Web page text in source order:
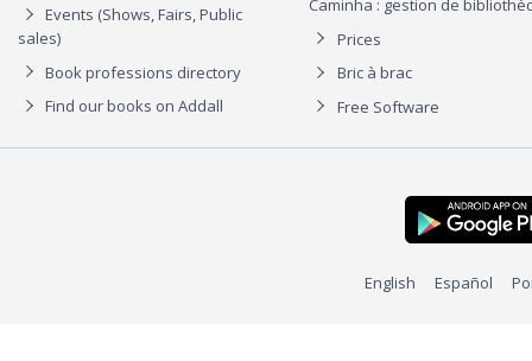
Events (Shows, Fairs, Public
sales)
Book professions directory
Find our books on Addall
Caminha : gestion de
Prices
Bric à brac
Free Software
English Español